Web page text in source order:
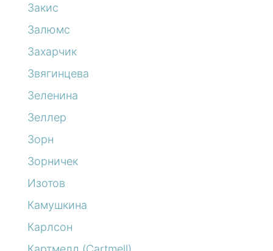
Закис
Залюмс
Захарчик
Звягинцева
Зеленина
Зеллер
Зорн
Зорничек
Изотов
Камушкина
Карлсон